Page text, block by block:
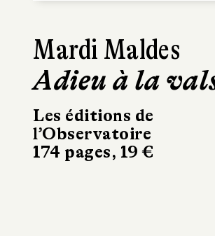
Mardi Maldes
Adieu à la
Les éditions de
l’Observatoire
174 pages, 19 €
Le
Les